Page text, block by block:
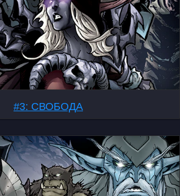
#3: СВОБОДА